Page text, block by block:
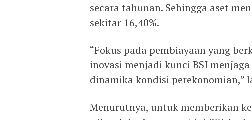
secara tahunan. Sehingga aset
sekitar 16,40%.
“Fokus pada pembiayaan yang
inovasi menjadi kunci BSI
dinamika kondisi perekonomian,”
Menurutnya, untuk memberikan